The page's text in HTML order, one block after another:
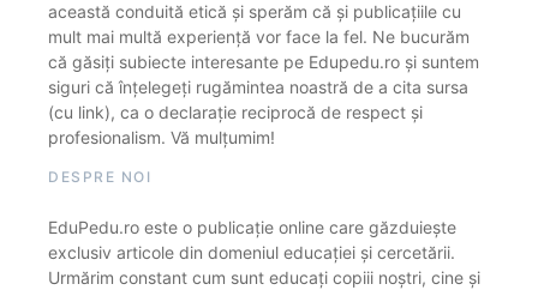
această conduită etică și sperăm că și publicațiile cu
mult mai multă experiență vor face la fel. Ne bucurăm
că găsiți subiecte interesante pe Edupedu.ro și suntem
siguri că înțelegeți rugămintea noastră de a cita sursa
(cu link), ca o declarație reciprocă de respect și
profesionalism. Vă mulțumim!
DESPRE NOI
EduPedu.ro este o publicație online care găzduiește
exclusiv articole din domeniul educației și cercetării.
Urmărim constant cum sunt educați copiii noștri, cine și